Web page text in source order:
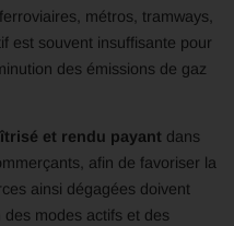
métros, tramways,
est souvent insuffisante pour
des émissions de gaz
et rendu payant dans
afin de favoriser la
ainsi dégagées doivent
des modes actifs et des